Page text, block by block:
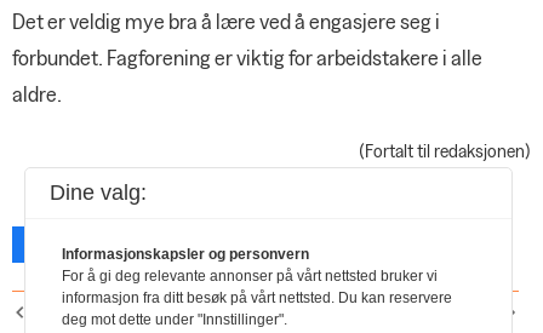
Det er veldig mye bra å lære ved å engasjere seg i
forbundet. Fagforening er viktig for arbeidstakere i alle
aldre.
(Fortalt til redaksjonen)
FORRIGE ARTIKKEL
Dine valg:
Informasjonskapsler og personvern
For å gi deg relevante annonser på vårt nettsted bruker vi
informasjon fra ditt besøk på vårt nettsted. Du kan reservere
deg mot dette under "Innstillinger".